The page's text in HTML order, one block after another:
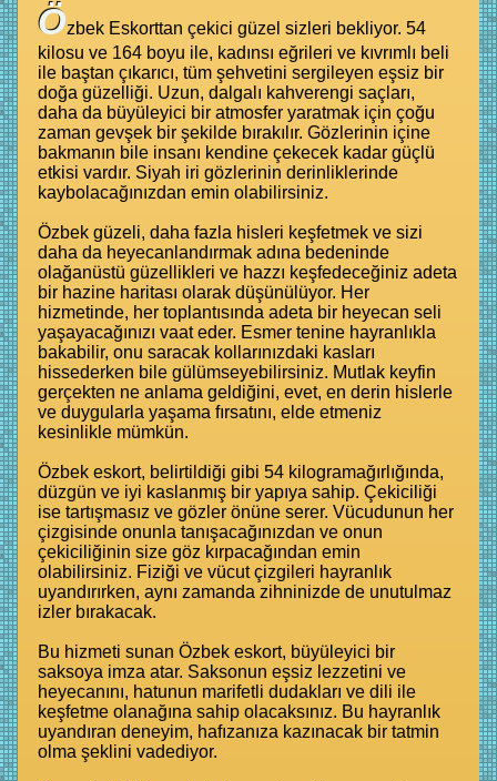
Özbek Eskorttan çekici güzel sizleri bekliyor. 54
kilosu ve 164 boyu ile, kadınsı eğrileri ve kıvrımlı beli
ile baştan çıkarıcı, tüm şehvetini sergileyen eşsiz bir
doğa güzelliği. Uzun, dalgalı kahverengi saçları,
daha da büyüleyici bir atmosfer yaratmak için çoğu
zaman gevşek bir şekilde bırakılır. Gözlerinin içine
bakmanın bile insanı kendine çekecek kadar güçlü
etkisi vardır. Siyah iri gözlerinin derinliklerinde
kaybolacağınızdan emin olabilirsiniz.
Özbek güzeli, daha fazla hisleri keşfetmek ve sizi
daha da heyecanlandırmak adına bedeninde
olağanüstü güzellikleri ve hazzı keşfedeceğiniz adeta
bir hazine haritası olarak düşünülüyor. Her
hizmetinde, her toplantısında adeta bir heyecan seli
yaşayacağınızı vaat eder. Esmer tenine hayranlıkla
bakabilir, onu saracak kollarınızdaki kasları
hissederken bile gülümseyebilirsiniz. Mutlak keyfin
gerçekten ne anlama geldiğini, evet, en derin hislerle
ve duygularla yaşama fırsatını, elde etmeniz
kesinlikle mümkün.
Özbek eskort, belirtildiği gibi 54 kilogramağırlığında,
düzgün ve iyi kaslanmış bir yapıya sahip. Çekiciliği
ise tartışmasız ve gözler önüne serer. Vücudunun her
çizgisinde onunla tanışacağınızdan ve onun
çekiciliğinin size göz kırpacağından emin
olabilirsiniz. Fiziği ve vücut çizgileri hayranlık
uyandırırken, aynı zamanda zihninizde de unutulmaz
izler bırakacak.
Bu hizmeti sunan Özbek eskort, büyüleyici bir
saksoya imza atar. Saksonun eşsiz lezzetini ve
heyecanını, hatunun marifetli dudakları ve dili ile
keşfetme olanağına sahip olacaksınız. Bu hayranlık
uyandıran deneyim, hafızanıza kazınacak bir tatmin
olma şeklini vadediyor.